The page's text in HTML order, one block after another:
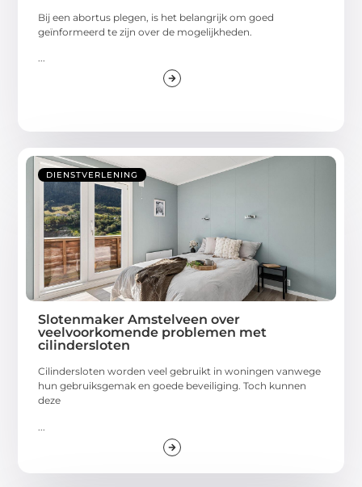
Bij een abortus plegen, is het belangrijk om goed
geïnformeerd te zijn over de mogelijkheden.
...
DIENSTVERLENING
Slotenmaker Amstelveen over
veelvoorkomende problemen met
cilindersloten
Cilindersloten worden veel gebruikt in woningen vanwege
hun gebruiksgemak en goede beveiliging. Toch kunnen
deze